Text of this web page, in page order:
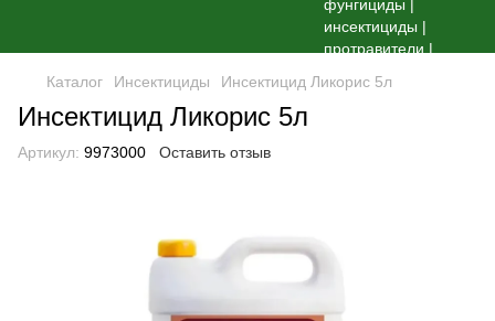
Каталог Инсектициды Инсектицид Ликорис 5л
Инсектицид Ликорис 5л
Артикул: 9973000 Оставить отзыв